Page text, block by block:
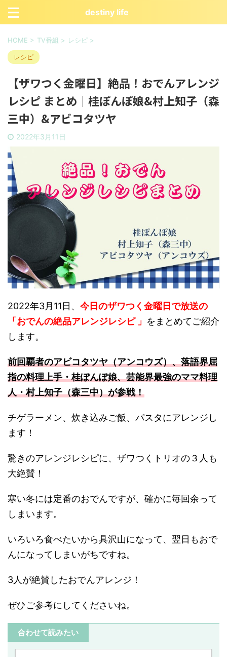
destiny life
HOME > TV番組 > レシピ >
レシピ
【ザワつく金曜日】絶品！おでんアレンジ
レシピ まとめ｜桂ぽんぽ娘&村上知子（森
三中）&アビコタツヤ
2022年3月11日
2022年3月11日、 今日のザワつく金曜日で放送の
「おでんの絶品アレンジレシピ 」 をまとめてご紹介
します。
前回覇者のアビコタツヤ（アンコウズ）、落語界屈
指の料理上手・桂ぽんぽ娘、芸能界最強のママ料理
人・村上知子（森三中）が参戦！
チゲラーメン、炊き込みご飯、パスタにアレンジし
ます！
驚きのアレンジレシピに、ザワつくトリオの３人も
大絶賛！
寒い冬には定番のおでんですが、確かに毎回余って
しまいます。
いろいろ食べたいから具沢山になって、翌日もおで
んになってしまいがちですね。
3人が絶賛したおでんアレンジ！
ぜひご参考にしてくださいね。
合わせて読みたい